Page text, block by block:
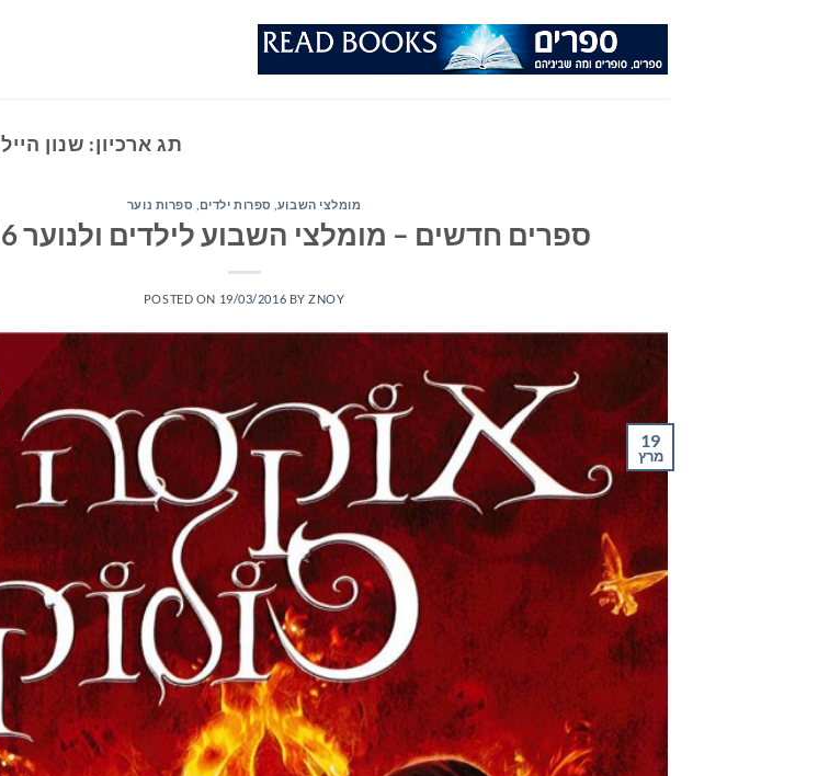
תג ארכיון: שנון הייל
מומלצי השבוע ספרות ילדים ספרות נוער
ספרים חדשים – מומלצי השבוע לילדים ולנוער 20/03/16
POSTED ON 19/03/2016 BYZNOY
19
מרץ